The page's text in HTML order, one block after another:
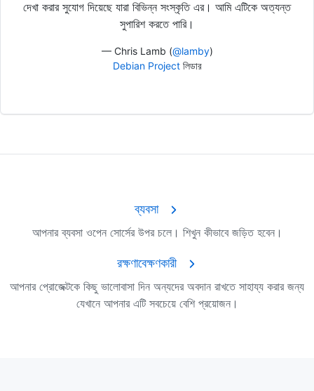
দেখা করার সুযোগ দিয়েছে যারা বিভিন্ন সংস্কৃতি এর। আমি এটিকে অত্যন্ত
সুপারিশ করতে পারি।
— Chris Lamb (@lamby)
Debian Projectলিডার
ব্যবসা
আপনার ব্যবসা ওপেন সোর্সের উপর চলে। শিখুন কীভাবে জড়িত হবেন।
রক্ষণাবেক্ষণকারী
আপনার প্রোজেক্টকে কিছু ভালোবাসা দিন অন্যদের অবদান রাখতে সাহায্য করার জন্য
যেখানে আপনার এটি সবচেয়ে বেশি প্রয়োজন।